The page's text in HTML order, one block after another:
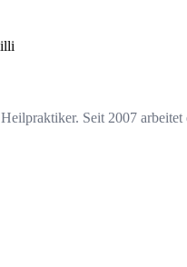
Seit 2007